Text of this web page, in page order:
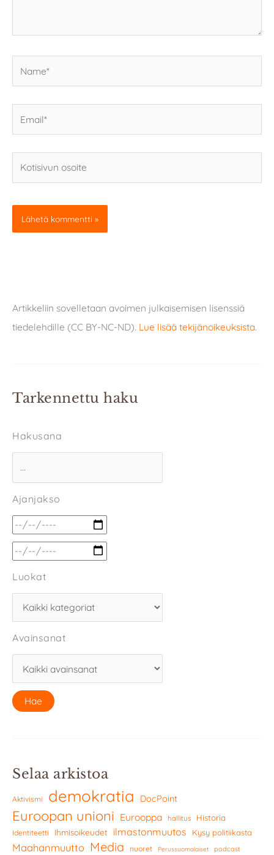
osoite
Artikkeliin sovelletaan avoimen julkaisemisen lisenssiä
tiedelehdille (CC BY-NC-ND). Lue lisää tekijänoikeuksista.
Tarkennettu haku
Hakusana
Ajanjakso
Luokat
Avainsanat
Selaa arkistoa
Aktivismi demokratia DocPoint
Euroopan unioni Eurooppa hallitus Historia
Identiteetti Ihmisoikeudet ilmastonmuutos Kysy politiikasta
Maahanmuutto Media nuoret Perussuomalaiset podcast